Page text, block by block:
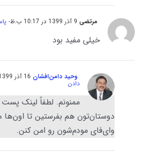
مرتضی -
خیلی مفید بود
وحید دامن‌افشان
دادن
ممنونم. لطفاً لینک پست
دوستان‌تون هم بفرستین تا
وای‌فای مودم‌شون رو امن کنن.